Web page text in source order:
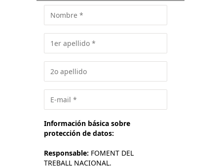
Información básica sobre
protección de datos:
Responsable: FOMENT DEL
TREBALL NACIONAL.